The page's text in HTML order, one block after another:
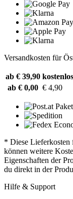
Versandkosten für
ab € 39,90
ab € 0,00 € 4,90
* Diese Lieferkosten
können weitere
Eigenschaften der
du direkt in der
Hilfe & Support